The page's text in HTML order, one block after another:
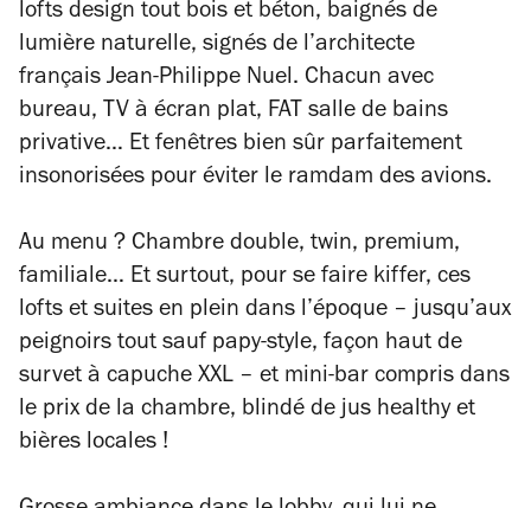
lofts design tout bois et béton, baignés de
lumière naturelle, signés de l’architecte
français Jean-Philippe Nuel. Chacun avec
bureau, TV à écran plat, FAT salle de bains
privative… Et fenêtres bien sûr parfaitement
insonorisées pour éviter le ramdam des avions.
Au menu ? Chambre double, twin, premium,
familiale… Et surtout, pour se faire kiffer, ces
lofts et suites en plein dans l’époque – jusqu’aux
peignoirs tout sauf papy-style, façon haut de
survet à capuche XXL – et mini-bar compris dans
le prix de la chambre, blindé de jus healthy et
bières locales !